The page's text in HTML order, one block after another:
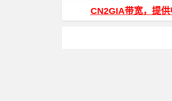
CN2GIA带宽，提